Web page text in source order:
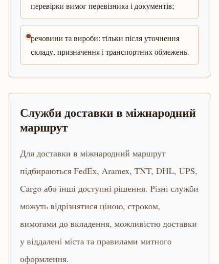
перевірки вимог перевізника і документів;
речовини та вироби: тільки після уточнення
складу, призначення і транспортних обмежень.
Служби доставки в міжнародний
маршрут
Для доставки в міжнародний маршрут
підбираються FedEx, Aramex, TNT, DHL, UPS,
Cargo або інші доступні рішення. Різні служби
можуть відрізнятися ціною, строком,
вимогами до вкладення, можливістю доставки
у віддалені міста та правилами митного
оформлення.